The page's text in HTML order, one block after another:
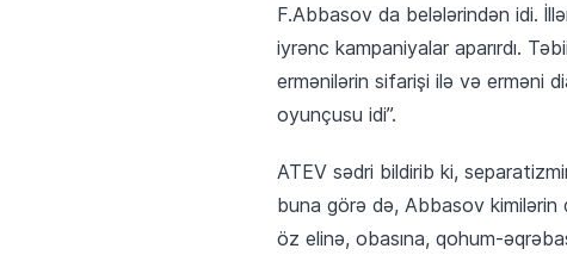
F.Abbasov da belələrindən idi.
iyrənc kampaniyalar aparırdı.
ermənilərin sifarişi ilə və erməni
oyunçusu idi”.
ATEV sədri bildirib ki,
buna görə də, Abbasov
öz elinə, obasına, qohum-